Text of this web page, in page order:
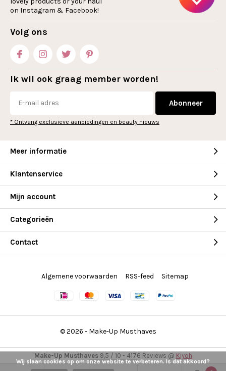
on Instagram & Facebook!
Volg ons
Ik wil ook graag member worden!
Abonneer
* Ontvang exclusieve aanbiedingen en beauty nieuws
Meer informatie
Klantenservice
Mijn account
Categorieën
Contact
© 2026 - Make-Up Musthaves
Algemene voorwaarden RSS-feed Sitemap
Make-Up Musthaves9,5 / 10 - 4176 Reviews @ Kiyoh
Wij slaan cookies op om onze website te verbeteren. Is dat akkoord?